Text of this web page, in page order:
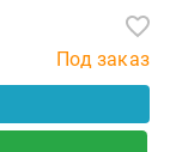
Под заказ